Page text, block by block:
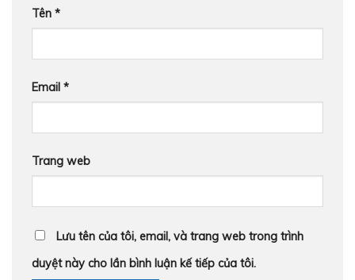
Tên *
Email *
Trang web
Lưu tên của tôi, email, và trang web trong trình
duyệt này cho lần bình luận kế tiếp của tôi.